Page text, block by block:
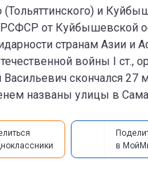
и
от Куйбышевской
странам Азии и
войны I ст.,
скончался 27
названы улицы в
в